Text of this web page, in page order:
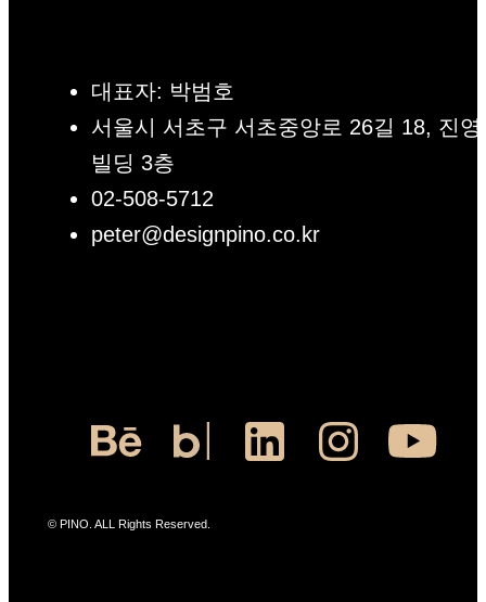
대표자: 박범호
서울시 서초구 서초중앙로 26길 18, 진영
빌딩 3층
02-508-5712
peter@designpino.co.kr
© PINO. ALL Rights Reserved.